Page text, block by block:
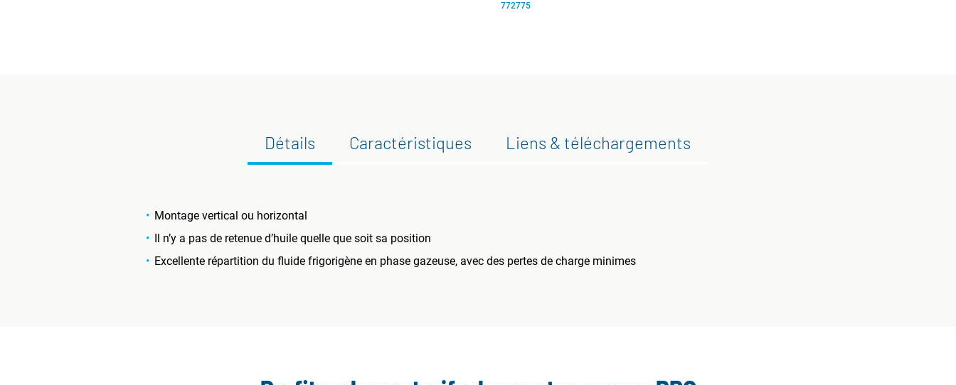
772775
Détails Caractéristiques Liens & téléchargements
Montage vertical ou horizontal
Il n’y a pas de retenue d’huile quelle que soit sa position
Excellente répartition du fluide frigorigène en phase gazeuse, avec des pertes de charge minimes